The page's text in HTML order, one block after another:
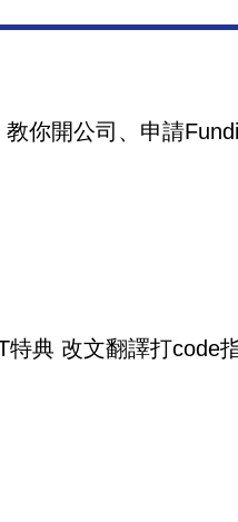
你開公司、申請
特典 改文翻譯打code